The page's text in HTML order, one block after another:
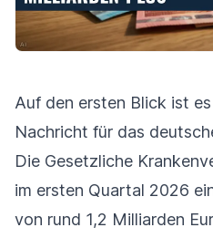
Auf den ersten Blick ist
Nachricht für das
Die Gesetzliche
im ersten Quartal 2026
von rund 1,2 Milliarden